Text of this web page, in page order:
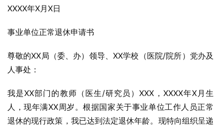
XXXX年X月X日
事业单位正常退休申请书
尊敬的XX局（委、办）领导、XX学校（医院/院所）党办及
人事处：
我是XX部门的教师（医生/研究员）XXX，XXXX年X月生
人，现年满XX周岁。根据国家关于事业单位工作人员正常
退休的现行政策，我已达到法定退休年龄。现特向组织呈递